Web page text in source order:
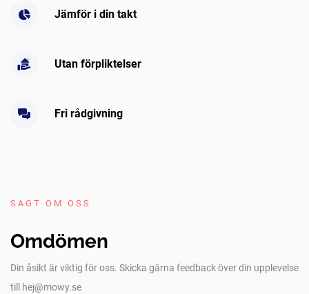
Jämför i din takt
Utan förpliktelser
Fri rådgivning
SAGT OM OSS
Omdömen
Din åsikt är viktig för oss. Skicka gärna feedback över din upplevelse
till hej@mowy.se